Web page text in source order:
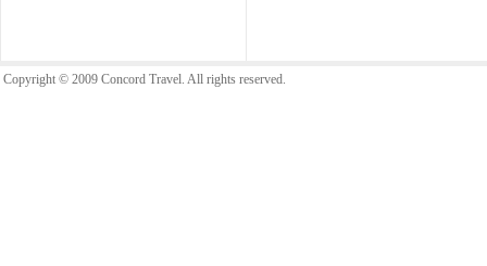
Copyright © 2009 Concord Travel. All rights reserved.